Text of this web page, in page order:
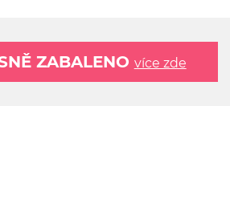
ZABALENO více zde